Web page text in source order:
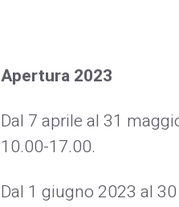
Apertura2023
Dal 7 aprile al 31
10.00-17.00.
Dal 1 giugno 2023 al